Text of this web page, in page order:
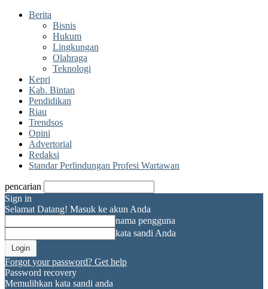
Berita
Bisnis
Hukum
Lingkungan
Olahraga
Teknologi
Kepri
Kab. Bintan
Pendidikan
Riau
Trendsos
Opini
Advertorial
Redaksi
Standar Perlindungan Profesi Wartawan
pencarian
Sign in
Selamat Datang! Masuk ke akun Anda
nama pengguna
kata sandi Anda
Forgot your password? Get help
Password recovery
Memulihkan kata sandi anda